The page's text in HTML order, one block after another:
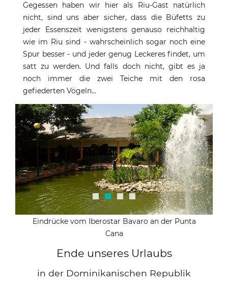
Gegessen haben wir hier als Riu-Gast natürlich
nicht, sind uns aber sicher, dass die Büfetts zu
jeder Essenszeit wenigstens genauso reichhaltig
wie im Riu sind - wahrscheinlich sogar noch eine
Spur besser - und jeder genug Leckeres findet, um
satt zu werden. Und falls doch nicht, gibt es ja
noch immer die zwei Teiche mit den rosa
gefiederten Vögeln...
Eindrücke vom Iberostar Bavaro an der Punta
Cana
Ende unseres Urlaubs
in der Dominikanischen Republik